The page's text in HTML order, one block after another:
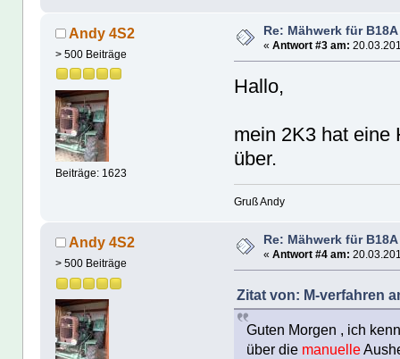
Andy 4S2
> 500 Beiträge
Beiträge: 1623
Re: Mähwerk für B18A
« Antwort #3 am:
Hallo,
mein 2K3 hat eine
über.
Gruß Andy
Andy 4S2
> 500 Beiträge
Re: Mähwerk für B18A
« Antwort #4 am:
Zitat von: M-verfahren
Guten Morgen , ich
über die manuelle